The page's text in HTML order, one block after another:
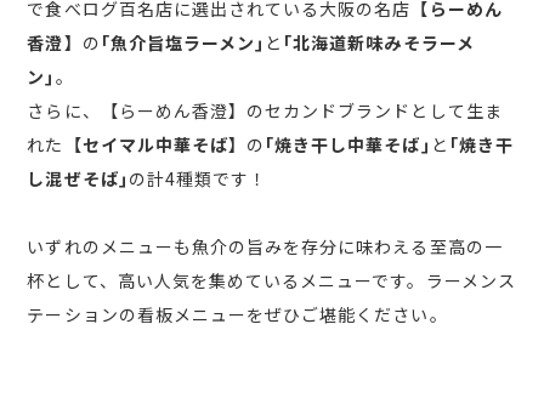
で食べログ百名店に選出されている大阪の名店 【らーめん
香澄】 の ｢魚介旨塩ラーメン｣ と ｢北海道新味みそラーメ
ン｣ 。
さらに、【らーめん香澄】のセカンドブランドとして生ま
れた 【セイマル中華そば】 の ｢焼き干し中華そば｣ と ｢焼き干
し混ぜそば｣ の計4種類です！
いずれのメニューも魚介の旨みを存分に味わえる至高の一
杯として、高い人気を集めているメニューです。ラーメンス
テーションの看板メニューをぜひご堪能ください。